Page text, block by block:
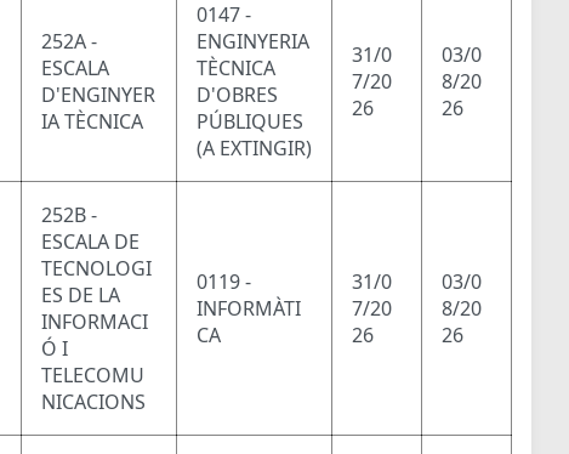
252A -
ESCALA
D'ENGINYER
IA TÈCNICA
0147 -
ENGINYERIA
TÈCNICA
D'OBRES
PÚBLIQUES
(A EXTINGIR)
31/0
7/20
26
03/0
8/20
26
252B -
ESCALA DE
TECNOLOGI
ES DE LA
INFORMACI
Ó I
TELECOMU
NICACIONS
0119 -
INFORMÀTI
CA
31/0
7/20
26
03/0
8/20
26